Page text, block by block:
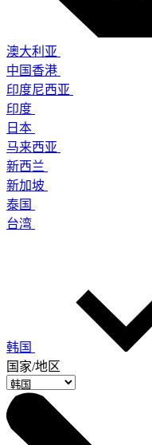
澳大利亚
中国香港
印度尼西亚
印度
日本
马来西亚
新西兰
新加坡
泰国
台湾
韩国
国家/地区